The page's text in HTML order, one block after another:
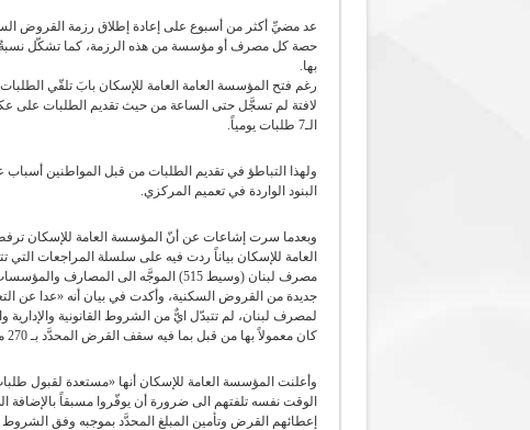
عد مضيِّ أكثر من أسبوع على إعادة إطلاق رزمة القروض
بها.
رغم فتح المؤسسة العامة العامة للإسكان بابَ تلقّي
لافتة لم تسجَّل حتى الساعة من حيث تقديم الطلبات على
الـ7 طلبات يومياً.
ولهذا التباطؤ في تقديم الطلبات من قبل المواطنين
البنود الواردة في تعميم المركزي.
وبعدما سرت إشاعات عن أنّ المؤسسة العامة للإسكان
العامة للإسكان بياناً ردت فيه على سلسلة المراجعات
لمصرف لبنان، لم تتبدّل ايٌّ من الشروط القانونية
كان معمولاً بها من قبل بما فيه سقف القرض المحدَّد بـ 270 مليون ليرة لبنانية».
وأعلنت المؤسسة العامة للإسكان أنها «مستعدة لقبول
الوقت نفسه تلفتهم الى ضرورة أن يوفّروا مسبقاً
إعطائهم القرض وتأمين المبلغ المحدَّد بموجبه وفق